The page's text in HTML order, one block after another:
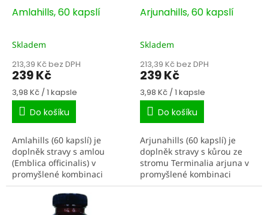
d
ů
Amlahills, 60 kapslí
Skladem
213,39 Kč bez DPH
239 Kč
Měrná
cena:
3,98 Kč / 1 kapsle
Do košíku
Amlahills (60 kapslí) je
doplněk stravy s amlou
(Emblica officinalis) v
promyšlené kombinaci
extraktu a sušeného prášku.
Čisté, jednoduché složení
bez zbytečností a praktické...
Arjunahills, 60 kapslí
Skladem
213,39 Kč bez DPH
239 Kč
Měrná
cena:
3,98 Kč / 1 kapsle
Do košíku
Arjunahills (60 kapslí) je
doplněk stravy s kůrou ze
stromu Terminalia arjuna v
promyšlené kombinaci
extraktu a sušeného prášku.